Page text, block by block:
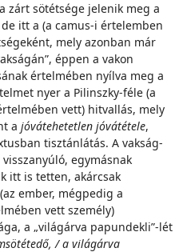
zárt sötétsége jelenik meg a
itt a (a camus-i értelemben
mely azonban már
éppen a vakon
értelmében nyílva meg a
nyer a Pilinszky-féle (a
vett) hitvallás, mely
a jóvátehetetlen jóvátétele,
tisztánlátás. A vakság-
egymásnak
itt is tetten, akárcsak
ember, mégpedig a
vett személy)
a „világárva papundekli”-lét
/ a világárva